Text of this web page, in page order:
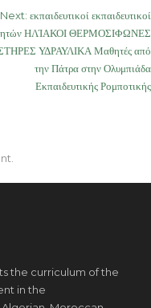
Next: εκπαιδευτικοί εκπαιδευτικοί
ΗΛΊΑΚΟΙ ΘΕΡΜΟΣΙΦΩΝΕΣ
ΥΔΡΑΥΛΙΚΑ Μαθητές από
την Πάτρα στην Ολυμπιάδα
Εκπαιδευτικής Ρομποτικής
the curriculum of the
in the